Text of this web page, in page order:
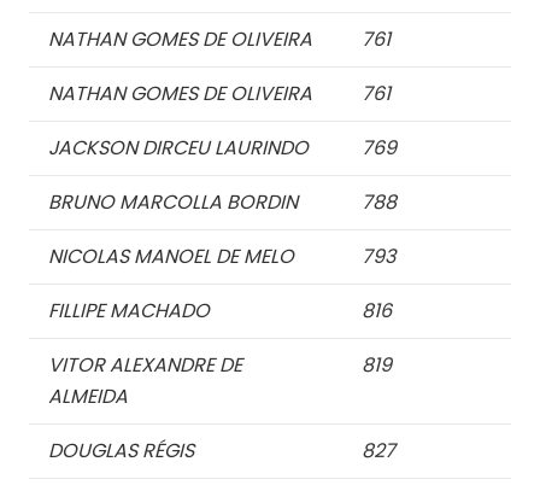
NATHAN GOMES DE OLIVEIRA
761
NATHAN GOMES DE OLIVEIRA
761
JACKSON DIRCEU LAURINDO
769
BRUNO MARCOLLA BORDIN
788
NICOLAS MANOEL DE MELO
793
FILLIPE MACHADO
816
VITOR ALEXANDRE DE
ALMEIDA
819
DOUGLAS RÉGIS 827